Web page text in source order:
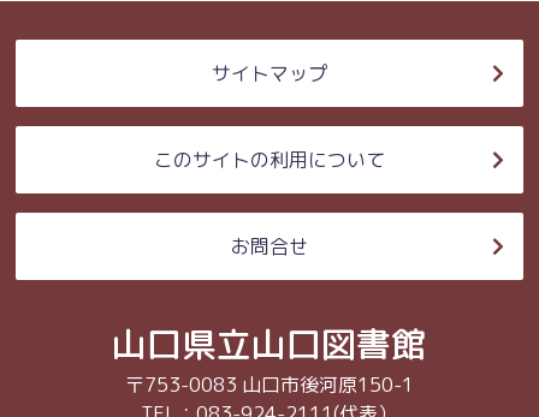
サイトマップ
このサイトの利用について
お問合せ
山口県立山口図書館
〒753-0083 山口市後河原150-1